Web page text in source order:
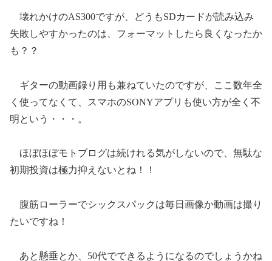
壊れかけのAS300ですが、どうもSDカードが読み込み
失敗しやすかったのは、フォーマットしたら良くなったか
も？？
ギターの動画録り用も兼ねていたのですが、ここ数年全
く使ってなくて、スマホのSONYアプリも使い方が全く不
明という・・・。
ほぼほぼモトブログは続けれる気がしないので、無駄な
初期投資は極力抑えないとね！！
腹筋ローラーでシックスパックは毎日画像か動画は撮り
たいですね！
あと懸垂とか、50代でできるようになるのでしょうかね